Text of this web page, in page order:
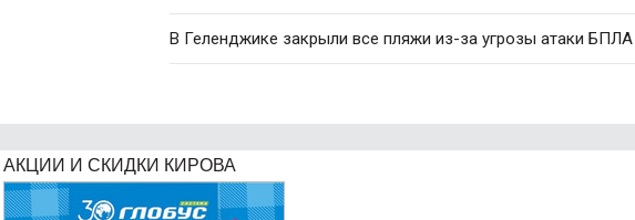
В Геленджике закрыли все пляжи из-за угрозы атаки БПЛА
АКЦИИ И СКИДКИ КИРОВА